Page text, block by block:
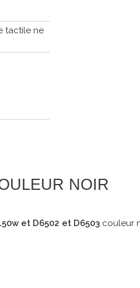
tactile ne
NOIR
et D6502 et D6503 couleur